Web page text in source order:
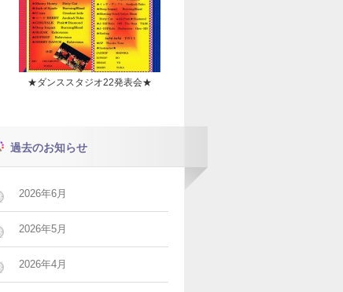
★ダンススタジオ22発表会★
過去のお知らせ
2026年6月
2026年5月
2026年4月